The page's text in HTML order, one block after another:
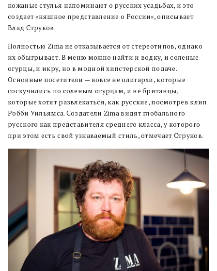
кожаные стулья напоминают о русских усадьбах, и это
создает «няшное представление о России», описывает
Влад Струков.
Полностью Zima не отказывается от стереотипов, однако
их обыгрывает. В меню можно найти и водку, и соленые
огурцы, и икру, но в модной хипстерской подаче.
Основные посетители — вовсе не олигархи, которые
соскучились по соленым огурцам, и не британцы,
которые хотят развлекаться, как русские, посмотрев клип
Робби Уильямса. Создатели Zima видят глобального
русского как представителя среднего класса, у которого
при этом есть свой узнаваемый стиль, отмечает Струков.